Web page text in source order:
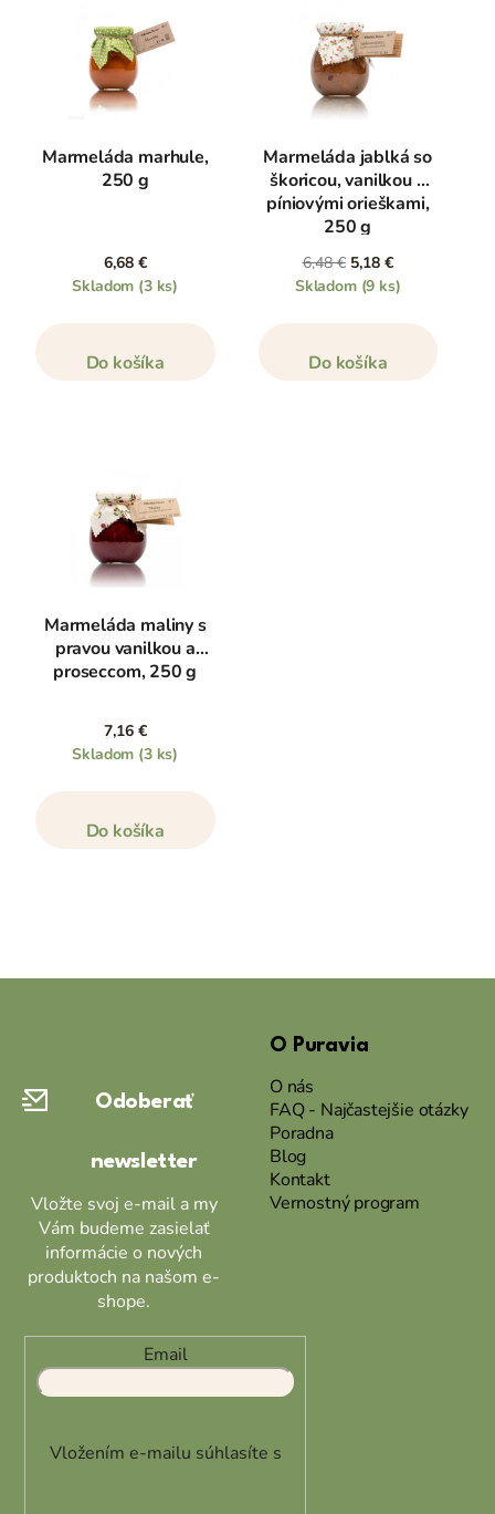
Marmeláda marhule,
250 g
6,68 €
Skladom (3 ks)
Do košíka
Marmeláda jablká so
škoricou, vanilkou a
píniovými orieškami,
250 g
6,48 € 5,18 €
Skladom (9 ks)
Do košíka
Marmeláda maliny s
pravou vanilkou a
proseccom, 250 g
7,16 €
Skladom (3 ks)
Do košíka
Odoberať
newsletter
Vložte svoj e-mail a my
Vám budeme zasielať
informácie o nových
produktoch na našom e-
shope.
Email
Vložením e-mailu súhlasíte s
O Puravia
O nás
FAQ - Najčastejšie otázky
Poradna
Blog
Kontakt
Vernostný program